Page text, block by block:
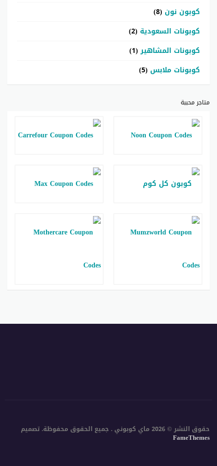
كوبون نون (8)
كوبونات السعودية (2)
كوبونات المشاهير(1)
كوبونات ملابس (5)
متاجر محببة
حقوق النشر © 2026 ماي كوبوني . جميع الحقوق محفوظة. تصميم
FameThemes